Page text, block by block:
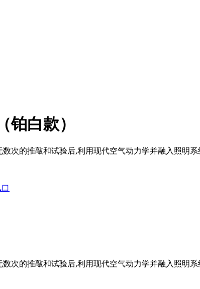
铂白款）
次的推敲和试验后,利用现代空气动力学并融入照明
次的推敲和试验后,利用现代空气动力学并融入照明